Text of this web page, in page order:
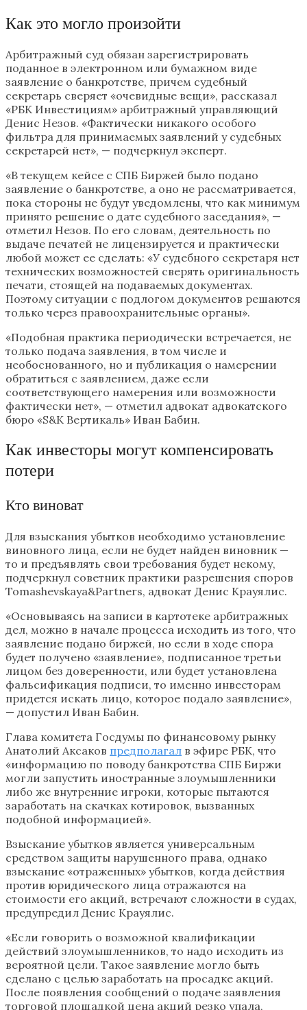
Как это могло произойти
Арбитражный суд обязан зарегистрировать
поданное в электронном или бумажном виде
заявление о банкротстве, причем судебный
секретарь сверяет «очевидные вещи», рассказал
«РБК Инвестициям» арбитражный управляющий
Денис Незов. «Фактически никакого особого
фильтра для принимаемых заявлений у судебных
секретарей нет», — подчеркнул эксперт.
«В текущем кейсе с СПБ Биржей было подано
заявление о банкротстве, а оно не рассматривается,
пока стороны не будут уведомлены, что как минимум
принято решение о дате судебного заседания», —
отметил Незов. По его словам, деятельность по
выдаче печатей не лицензируется и практически
любой может ее сделать: «У судебного секретаря нет
технических возможностей сверять оригинальность
печати, стоящей на подаваемых документах.
Поэтому ситуации с подлогом документов решаются
только через правоохранительные органы».
«Подобная практика периодически встречается, не
только подача заявления, в том числе и
необоснованного, но и публикация о намерении
обратиться с заявлением, даже если
соответствующего намерения или возможности
фактически нет», — отметил адвокат адвокатского
бюро «S&K Вертикаль» Иван Бабин.
Как инвесторы могут компенсировать
потери
Кто виноват
Для взыскания убытков необходимо установление
виновного лица, если не будет найден виновник —
то и предъявлять свои требования будет некому,
подчеркнул советник практики разрешения споров
Tomashevskaya&Partners, адвокат Денис Крауялис.
«Основываясь на записи в картотеке арбитражных
дел, можно в начале процесса исходить из того, что
заявление подано биржей, но если в ходе спора
будет получено «заявление», подписанное третьи
лицом без доверенности, или будет установлена
фальсификация подписи, то именно инвесторам
придется искать лицо, которое подало заявление»,
— допустил Иван Бабин.
Глава комитета Госдумы по финансовому рынку
Анатолий Аксаков предполагал в эфире РБК, что
«информацию по поводу банкротства СПБ Биржи
могли запустить иностранные злоумышленники
либо же внутренние игроки, которые пытаются
заработать на скачках котировок, вызванных
подобной информацией».
Взыскание убытков является универсальным
средством защиты нарушенного права, однако
взыскание «отраженных» убытков, когда действия
против юридического лица отражаются на
стоимости его акций, встречают сложности в судах,
предупредил Денис Крауялис.
«Если говорить о возможной квалификации
действий злоумышленников, то надо исходить из
вероятной цели. Такое заявление могло быть
сделано с целью заработать на просадке акций.
После появления сообщений о подаче заявления
торговой площадкой цена акций резко упала,